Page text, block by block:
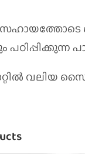
പഠിപ്പിക്കുന്ന
വലിയ